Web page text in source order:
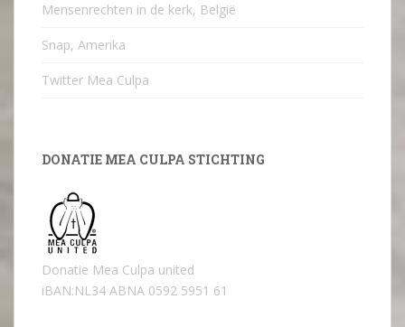
Mensenrechten in de kerk, België
Snap, Amerika
Twitter Mea Culpa
DONATIE MEA CULPA STICHTING
Donatie Mea Culpa united
iBAN:NL34 ABNA 0592 5951 61